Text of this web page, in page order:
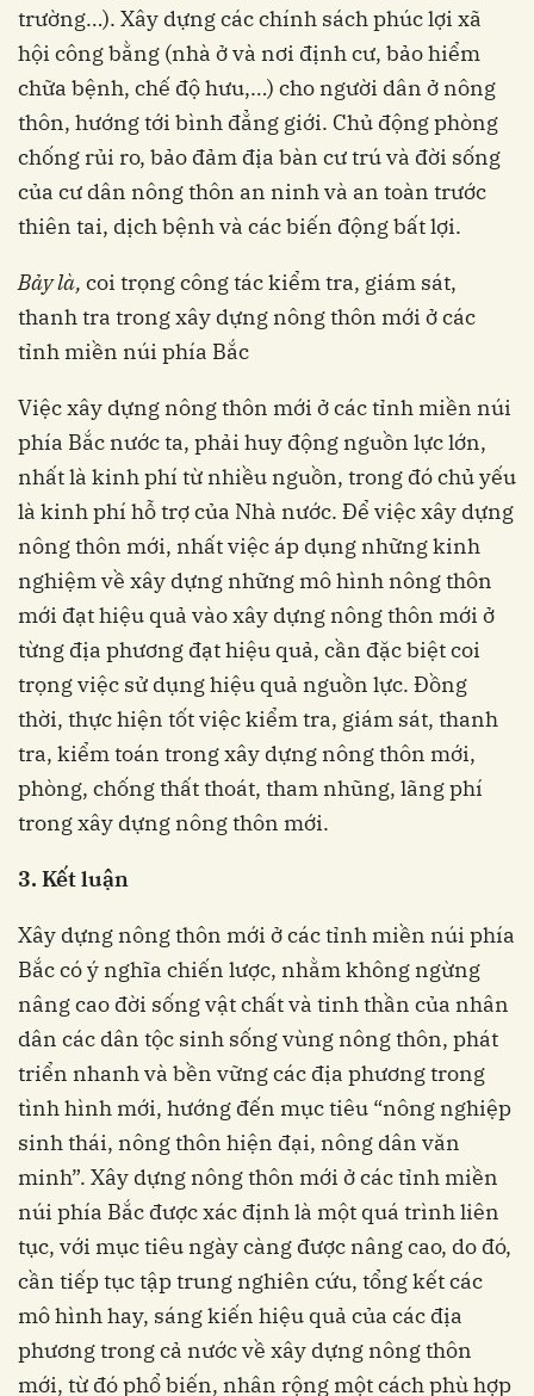
trường…). Xây dựng các chính sách phúc lợi xã
hội công bằng (nhà ở và nơi định cư, bảo hiểm
chữa bệnh, chế độ hưu,…) cho người dân ở nông
thôn, hướng tới bình đẳng giới. Chủ động phòng
chống rủi ro, bảo đảm địa bàn cư trú và đời sống
của cư dân nông thôn an ninh và an toàn trước
thiên tai, dịch bệnh và các biến động bất lợi.
Bảy là, coi trọng công tác kiểm tra, giám sát,
thanh tra trong xây dựng nông thôn mới ở các
tỉnh miền núi phía Bắc
Việc xây dựng nông thôn mới ở các tỉnh miền núi
phía Bắc nước ta, phải huy động nguồn lực lớn,
nhất là kinh phí từ nhiều nguồn, trong đó chủ yếu
là kinh phí hỗ trợ của Nhà nước. Để việc xây dựng
nông thôn mới, nhất việc áp dụng những kinh
nghiệm về xây dựng những mô hình nông thôn
mới đạt hiệu quả vào xây dựng nông thôn mới ở
từng địa phương đạt hiệu quả, cần đặc biệt coi
trọng việc sử dụng hiệu quả nguồn lực. Đồng
thời, thực hiện tốt việc kiểm tra, giám sát, thanh
tra, kiểm toán trong xây dựng nông thôn mới,
phòng, chống thất thoát, tham nhũng, lãng phí
trong xây dựng nông thôn mới.
3. Kết luận
Xây dựng nông thôn mới ở các tỉnh miền núi phía
Bắc có ý nghĩa chiến lược, nhằm không ngừng
nâng cao đời sống vật chất và tinh thần của nhân
dân các dân tộc sinh sống vùng nông thôn, phát
triển nhanh và bền vững các địa phương trong
tình hình mới, hướng đến mục tiêu “nông nghiệp
sinh thái, nông thôn hiện đại, nông dân văn
minh”. Xây dựng nông thôn mới ở các tỉnh miền
núi phía Bắc được xác định là một quá trình liên
tục, với mục tiêu ngày càng được nâng cao, do đó,
cần tiếp tục tập trung nghiên cứu, tổng kết các
mô hình hay, sáng kiến hiệu quả của các địa
phương trong cả nước về xây dựng nông thôn
mới, từ đó phổ biến, nhân rộng một cách phù hợp